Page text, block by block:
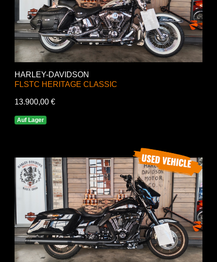
HARLEY-DAVIDSON
FLSTC HERITAGE CLASSIC
13.900,00 €
Auf Lager